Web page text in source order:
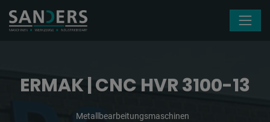
ERMAK | CNC HVR 3100-13
Metallbearbeitungsmaschinen